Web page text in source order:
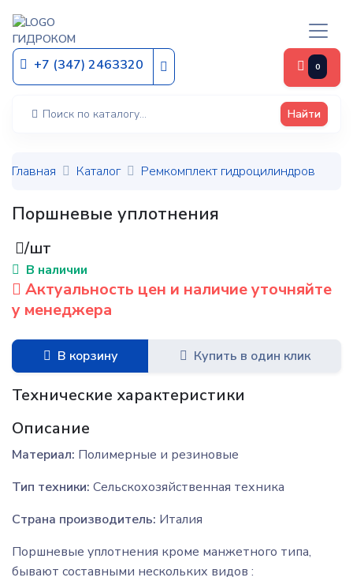
ГИДРОКОМ
+7 (347) 2463320 0
Найти
Главная Каталог Ремкомплект гидроцилиндров
Поршневые уплотнения
/шт
В наличии
Актуальность цен и наличие уточняйте
у менеджера
В корзину Купить в один клик
Технические характеристики
Описание
Материал: Полимерные и резиновые
Тип техники: Сельскохозяйственная техника
Страна производитель: Италия
Поршневые уплотнения кроме манжетного типа,
бывают составными нескольких видов :